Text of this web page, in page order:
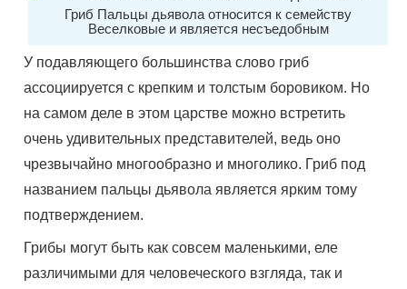
Гриб Пальцы дьявола относится к семейству
Веселковые и является несъедобным
У подавляющего большинства слово гриб
ассоциируется с крепким и толстым боровиком. Но
на самом деле в этом царстве можно встретить
очень удивительных представителей, ведь оно
чрезвычайно многообразно и многолико. Гриб под
названием пальцы дьявола является ярким тому
подтверждением.
Грибы могут быть как совсем маленькими, еле
различимыми для человеческого взгляда, так и